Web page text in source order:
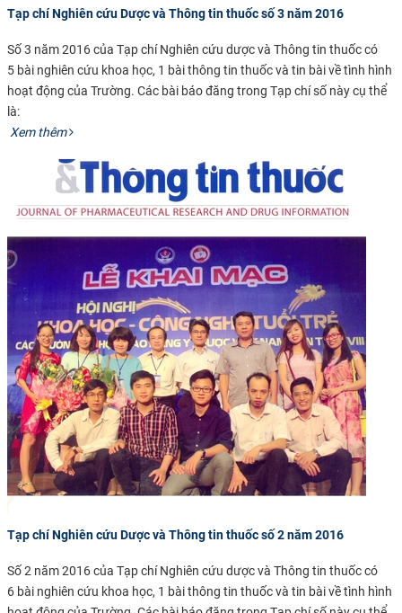
Tạp chí Nghiên cứu Dược và Thông tin thuốc số 3 năm 2016
Số 3 năm 2016 của Tạp chí Nghiên cứu dược và Thông tin thuốc có
5 bài nghiên cứu khoa học, 1 bài thông tin thuốc và tin bài về tình hình
hoạt động của Trường. Các bài báo đăng trong Tạp chí số này cụ thể
là:​
Xem thêm
Tạp chí Nghiên cứu Dược và Thông tin thuốc số 2 năm 2016
Số 2 năm 2016 của Tạp chí Nghiên cứu dược và Thông tin thuốc có
6 bài nghiên cứu khoa học, 1 bài thông tin thuốc và tin bài về tình hình